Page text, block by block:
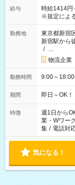
給与
時給1414
※規定によ
勤務地
東京都新宿
新宿駅から
/ …
物流企業
勤務時間 9:00～18:00
期間 即日～OK
特徴 週1日から
業・Wワー
集 / 電話対
気になる！